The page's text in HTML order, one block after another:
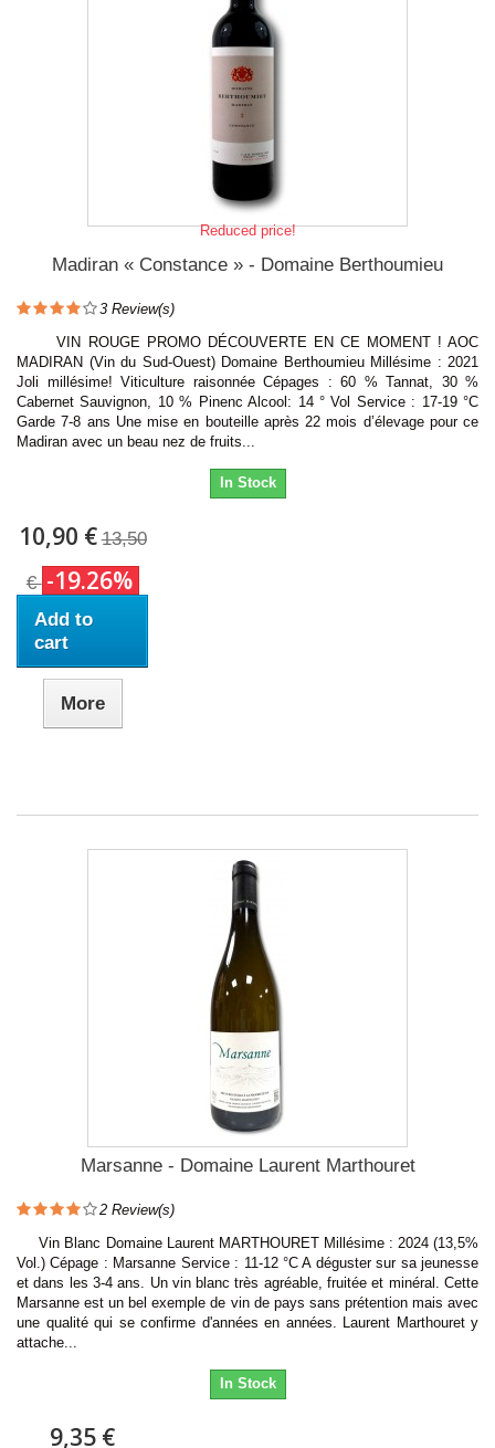
Reduced price!
Madiran « Constance » - Domaine Berthoumieu
3 Review(s)
VIN ROUGE PROMO DÉCOUVERTE EN CE MOMENT ! AOC
MADIRAN (Vin du Sud-Ouest) Domaine Berthoumieu Millésime : 2021
Joli millésime! Viticulture raisonnée Cépages : 60 % Tannat, 30 %
Cabernet Sauvignon, 10 % Pinenc Alcool: 14 ° Vol Service : 17-19 °C
Garde 7-8 ans Une mise en bouteille après 22 mois d’élevage pour ce
Madiran avec un beau nez de fruits...
In Stock
10,90 € 13,50
€ -19.26%
Add to
cart
More
Marsanne - Domaine Laurent Marthouret
2 Review(s)
Vin Blanc Domaine Laurent MARTHOURET Millésime : 2024 (13,5%
Vol.) Cépage : Marsanne Service : 11-12 °C A déguster sur sa jeunesse
et dans les 3-4 ans. Un vin blanc très agréable, fruitée et minéral. Cette
Marsanne est un bel exemple de vin de pays sans prétention mais avec
une qualité qui se confirme d'années en années. Laurent Marthouret y
attache...
In Stock
9,35 €